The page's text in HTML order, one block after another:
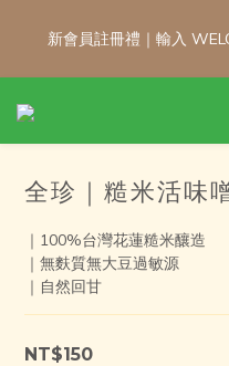
新會員註冊禮｜輸入
新會員註冊禮｜輸入
\ 免運門檻調整公告 / 6月1日
新會員註冊禮｜輸入
全珍｜糙米活味
｜100%台灣花蓮糙米釀造
｜無麩質無大豆過敏源
｜自然回甘
NT$150